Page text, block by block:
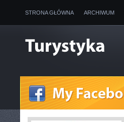
STRONA GŁÓWNA ARCHIWUM